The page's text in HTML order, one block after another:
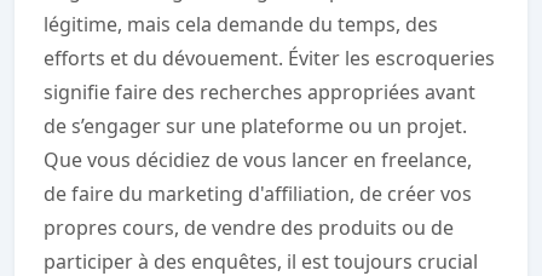
légitime, mais cela demande du temps, des
efforts et du dévouement. Éviter les escroqueries
signifie faire des recherches appropriées avant
de s’engager sur une plateforme ou un projet.
Que vous décidiez de vous lancer en freelance,
de faire du marketing d'affiliation, de créer vos
propres cours, de vendre des produits ou de
participer à des enquêtes, il est toujours crucial